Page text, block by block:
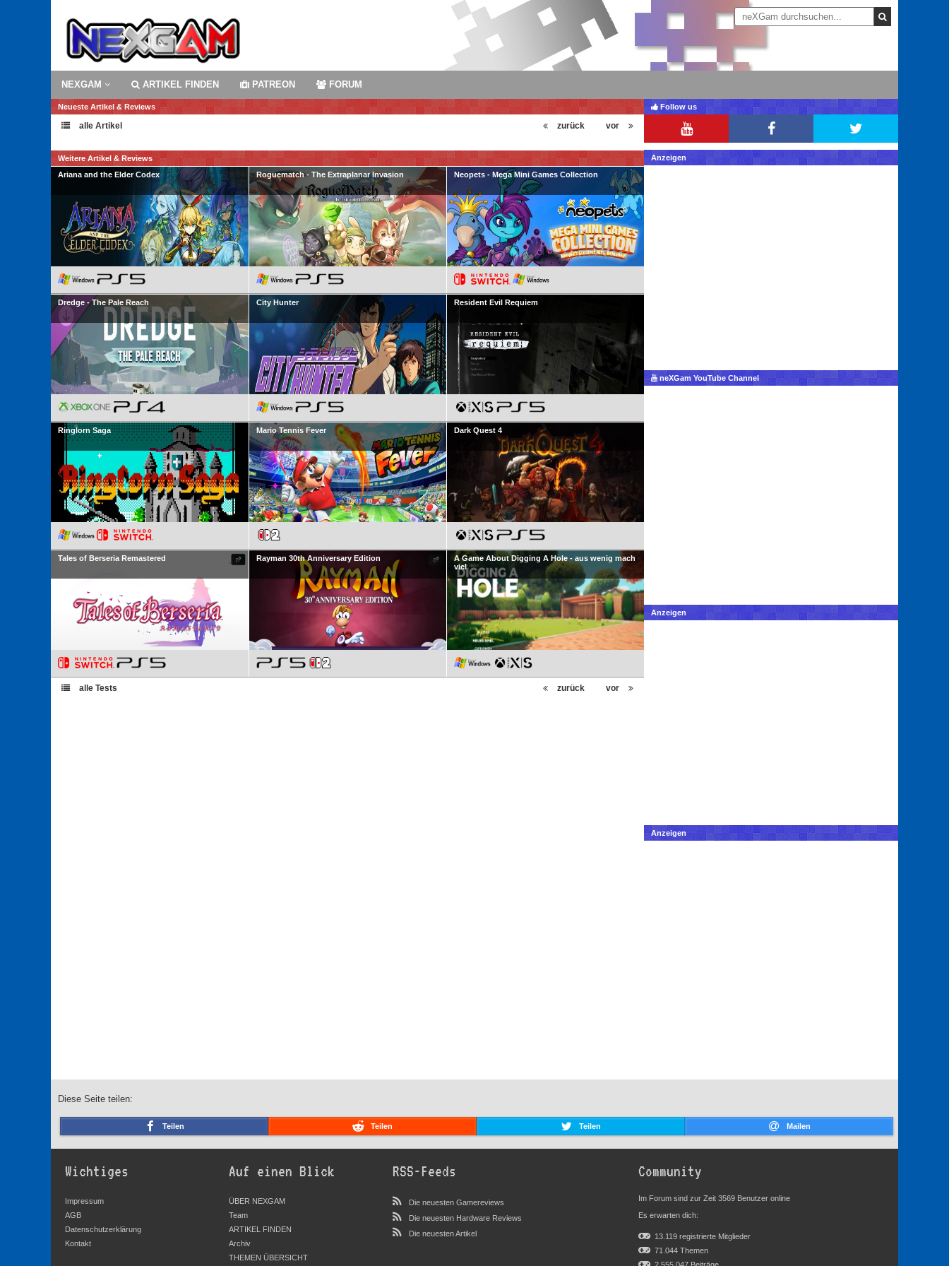
NEXGAM ARTIKEL FINDEN PATREON FORUM
Neueste Artikel & Reviews
alle Artikel vor
zurück
Weitere Artikel & Reviews
Ariana and the Elder Codex
Roguematch - The Extraplanar Invasion Neopets - Mega Mini Games Collection
Dredge - The Pale Reach City Hunter Resident Evil Requiem
Ringlorn Saga Mario Tennis Fever Dark Quest 4
Tales of Berseria Remastered Rayman 30th Anniversary Edition
A Game About Digging A Hole - aus wenig mach
viel
alle Tests vor
zurück
Follow us
Anzeigen
neXGam YouTube Channel
Anzeigen
Anzeigen
Diese Seite teilen:
Teilen Teilen Teilen Mailen
Wichtiges
Impressum
AGB
Datenschutzerklärung
Kontakt
Auf einen Blick
ÜBER NEXGAM
Team
ARTIKEL FINDEN
Archiv
THEMEN ÜBERSICHT
RSS-Feeds
Die neuesten Gamereviews
Die neuesten Hardware Reviews
Die neuesten Artikel
Community
Im Forum sind zur Zeit 3569 Benutzer online
Es erwarten dich:
13.119 registrierte Mitglieder
71.044 Themen